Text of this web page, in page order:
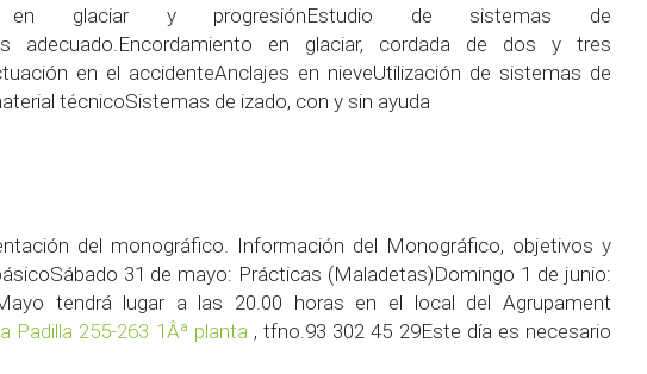
en glaciar y progresiónEstudio de sistemas de
adecuado.Encordamiento en glaciar, cordada de dos y tres
en el accidenteAnclajes en nieveUtilización de sistemas de
técnicoSistemas de izado, con y sin ayuda
del monográfico. Información del Monográfico, objetivos y
31 de mayo: Prácticas (Maladetas)Domingo 1 de junio:
tendrá lugar a las 20.00 horas en el local del Agrupament
Padilla 255-263 1Âª planta , tfno.93 302 45 29Este día es necesario